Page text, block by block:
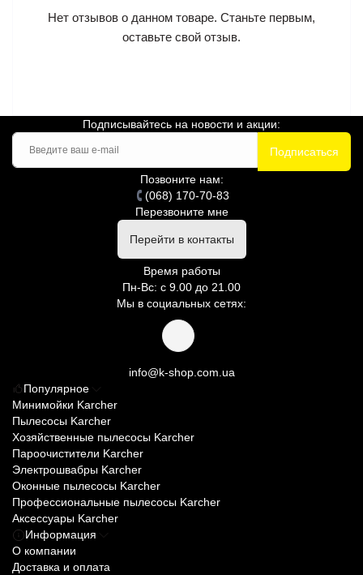
Нет отзывов о данном товаре. Станьте первым,
оставьте свой отзыв.
Подписывайтесь на новости и акции:
Подписаться
Позвоните нам:
(068) 170-70-83
Перезвоните мне
Перейти в контакты
Время работы
Пн-Вс: с 9.00 до 21.00
Мы в социальных сетях:
info@k-shop.com.ua
Популярное
Минимойки Karcher
Пылесосы Karcher
Хозяйственные пылесосы Karcher
Пароочистители Karcher
Электрошвабры Karcher
Оконные пылесосы Karcher
Профессиональные пылесосы Karcher
Аксессуары Karcher
Информация
О компании
Доставка и оплата